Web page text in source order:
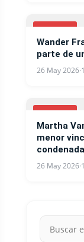
BEISBOL
Wander
parte de
26 May 2026·
BEISBOL
Martha
menor
26 May 2026·